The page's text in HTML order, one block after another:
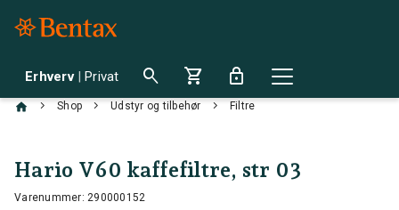
Erhverv | Privat search shopping_cart lock
chevron_right Shop chevron_right Udstyr og tilbehør chevron_right Filtre
Hario V60 kaffefiltre, str 03
Varenummer: 290000152